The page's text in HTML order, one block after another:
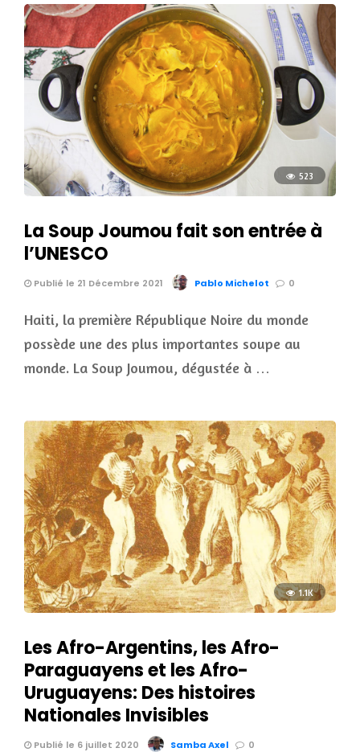
523
La Soup Joumou fait son entrée à
l’UNESCO
Publié le 21 Décembre 2021 Pablo Michelot 0
Haiti, la première République Noire du monde
possède une des plus importantes soupe au
monde. La Soup Joumou, dégustée à …
1.1K
Les Afro-Argentins, les Afro-
Paraguayens et les Afro-
Uruguayens: Des histoires
Nationales Invisibles
Publié le 6 juillet 2020 Samba Axel 0